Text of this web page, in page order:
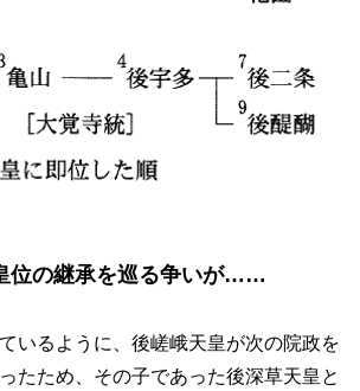
位の継承を巡る争いが……
いるように、後嵯峨天皇が次の院政を
たため、その子であった後深草天皇と